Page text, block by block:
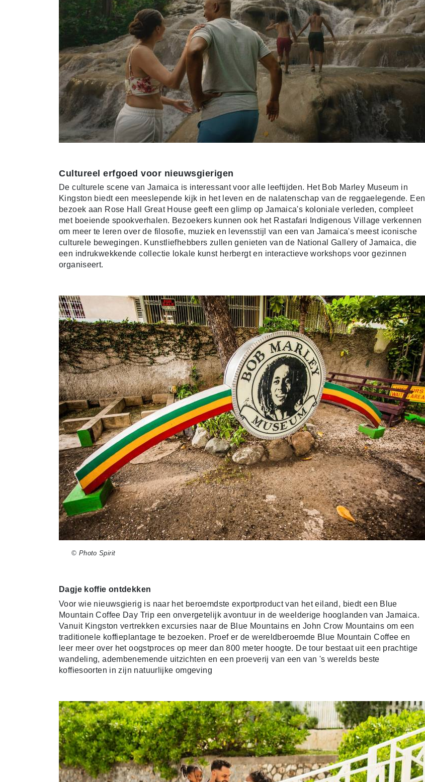
Cultureel erfgoed voor nieuwsgierigen
De culturele scene van Jamaica is interessant voor alle leeftijden. Het Bob Marley Museum in
Kingston biedt een meeslepende kijk in het leven en de nalatenschap van de reggaelegende. Een
bezoek aan Rose Hall Great House geeft een glimp op Jamaica's koloniale verleden, compleet
met boeiende spookverhalen. Bezoekers kunnen ook het Rastafari Indigenous Village verkennen
om meer te leren over de filosofie, muziek en levensstijl van een van Jamaica's meest iconische
culturele bewegingen. Kunstliefhebbers zullen genieten van de National Gallery of Jamaica, die
een indrukwekkende collectie lokale kunst herbergt en interactieve workshops voor gezinnen
organiseert.
© Photo Spirit
Dagje koffie ontdekken
Voor wie nieuwsgierig is naar het beroemdste exportproduct van het eiland, biedt een Blue
Mountain Coffee Day Trip een onvergetelijk avontuur in de weelderige hooglanden van Jamaica.
Vanuit Kingston vertrekken excursies naar de Blue Mountains en John Crow Mountains om een ​​
traditionele koffieplantage te bezoeken. Proef er de wereldberoemde Blue Mountain Coffee en
leer meer over het oogstproces op meer dan 800 meter hoogte. De tour bestaat uit een prachtige
wandeling, adembenemende uitzichten en een proeverij van een van 's werelds beste
koffiesoorten in zijn natuurlijke omgeving